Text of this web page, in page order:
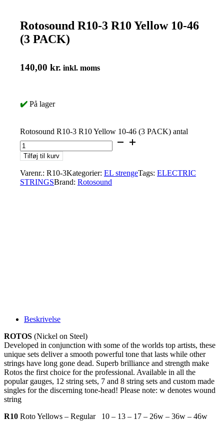
Rotosound R10-3 R10 Yellow 10-46
(3 PACK)
140,00 kr. inkl. moms
✔️ På lager
Rotosound R10-3 R10 Yellow 10-46 (3 PACK) antal
Tilføj til kurv
Varenr.: R10-3Kategorier: EL strengeTags: ELECTRIC
STRINGSBrand: Rotosound
Beskrivelse
ROTOS (Nickel on Steel)
Developed in conjunction with some of the worlds top artists, these
unique sets deliver a smooth powerful tone that lasts while other
strings have long gone dead. Superb brilliance and strength make
Rotos the first choice for the professional. Available in all the
popular gauges, 12 string sets, 7 and 8 string sets and custom made
singles for the discerning tone-head! Please note: w denotes wound
string
R10 Roto Yellows – Regular 10 – 13 – 17 – 26w – 36w – 46w